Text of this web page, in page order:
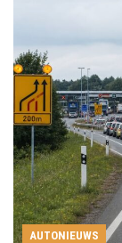
AUTONIEUWS